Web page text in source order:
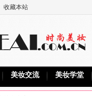
收藏本站
美妆交流 美妆学堂